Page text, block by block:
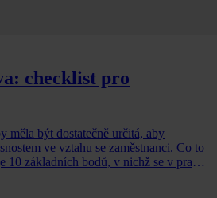
checklist pro
měla být dostatečně určitá, aby
ve vztahu se zaměstnanci. Co to
10 základních bodů, v nichž se v praxi